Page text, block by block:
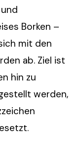
Borken –
mit den
ab. Ziel ist
hin zu
werden,